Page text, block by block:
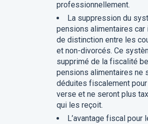
professionnellement.
La suppression du
pensions alimentaires car
de distinction entre les
et non-divorcés. Ce
supprimé de la fiscalité
pensions alimentaires ne
déduites fiscalement
verse et ne seront plus
qui les reçoit.
L’avantage fiscal pour